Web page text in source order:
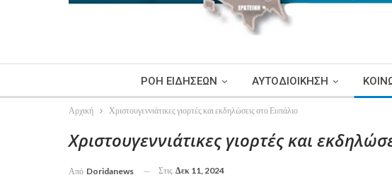
ΡΟΗ ΕΙΔΗΣΕΩΝ ΑΥΤΟΔΙΟΙΚΗΣΗ
Αρχική Χριστουγεννιάτικες γιορτές και εκδηλώσεις στο Ευπάλιο
Χριστουγεννιάτικες γιορτές και
Από Doridanews Στις Δεκ 11, 2024